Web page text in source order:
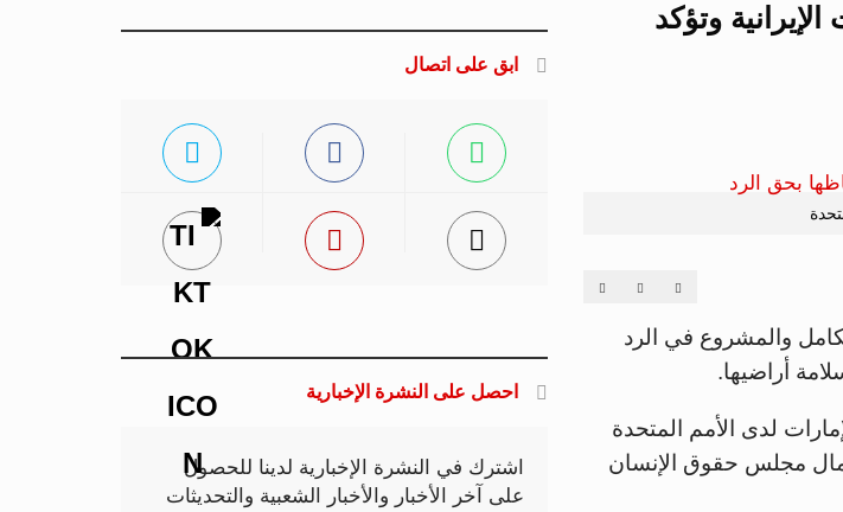
وتؤكد
والمشروع في الرد
أراضيها.
لدى الأمم المتحدة
مجلس حقوق الإنسان
ابق على اتصال
احصل على النشرة الإخبارية
اشترك في النشرة الإخبارية لدينا للحصول
على آخر الأخبار والأخبار الشعبية والتحديثات